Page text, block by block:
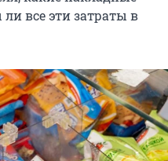
все эти затраты в